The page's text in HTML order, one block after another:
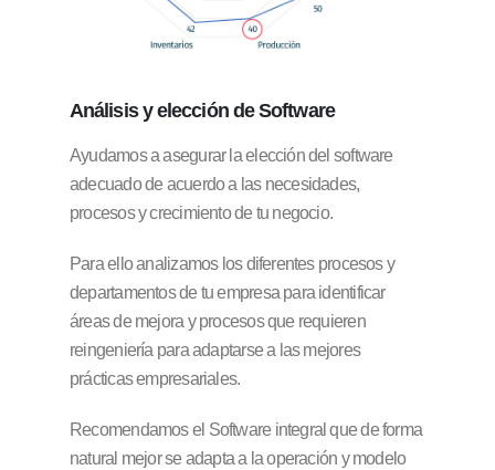
Análisis y elecciónde Software
Ayudamos a asegurar la elección del software
adecuado de acuerdo a las necesidades,
procesos y crecimiento de tu negocio.
Para ello analizamos los diferentes procesos y
departamentos de tu empresa para identificar
áreas de mejora y procesos que requieren
reingeniería para adaptarse a las mejores
prácticas empresariales.
Recomendamos el Software integral que de forma
natural mejor se adapta a la operación y modelo